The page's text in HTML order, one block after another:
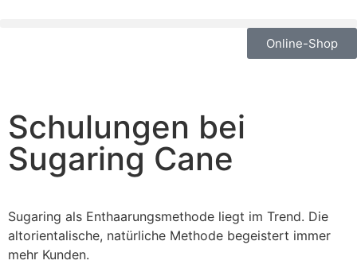
Online-Shop
Schulungen bei
Sugaring Cane
Sugaring als Enthaarungsmethode liegt im Trend. Die
altorientalische, natürliche Methode begeistert immer
mehr Kunden.